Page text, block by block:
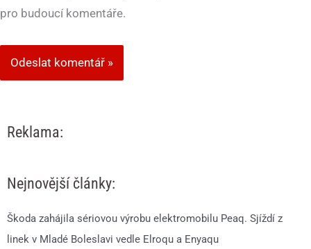
pro budoucí komentáře.
Reklama:
Nejnovější články:
Škoda zahájila sériovou výrobu elektromobilu Peaq. Sjíždí z
linek v Mladé Boleslavi vedle Elroqu a Enyaqu